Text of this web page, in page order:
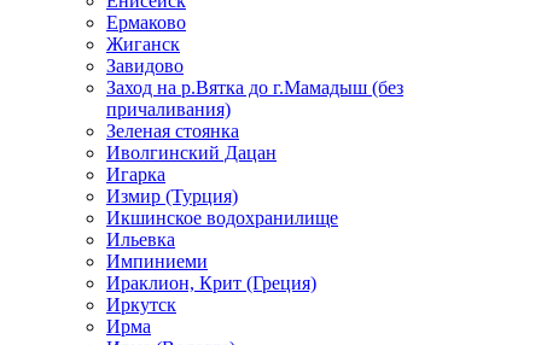
Ермаково
Жиганск
Завидово
Заход на р.Вятка до г.Мамадыш (без
причаливания)
Зеленая стоянка
Иволгинский Дацан
Игарка
Измир (Турция)
Икшинское водохранилище
Ильевка
Импиниеми
Ираклион, Крит (Греция)
Иркутск
Ирма